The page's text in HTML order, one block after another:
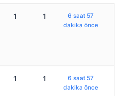
1 1
6 saat 57
dakika önce
1 1
6 saat 57
dakika önce